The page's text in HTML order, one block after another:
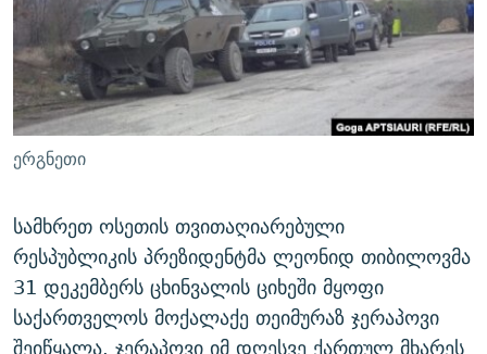
ᲛᲝᲚᲐᲞᲐᲠᲐᲙᲔ ᲢᲔᲥᲡᲢᲔᲑᲘ
ᲨᲘᲜ - ᲣᲪᲮᲝᲔᲗᲨᲘ
ᲚᲘᲢᲔᲠᲐᲢᲣᲠᲣᲚᲘ ᲬᲐᲮᲜᲐᲒᲔᲑᲘ
ᲐᲛᲔᲠᲘᲙᲣᲚᲘ ᲛᲝᲗᲮᲠᲝᲑᲐ
ᲘᲛᲞᲔᲠᲘᲐ ᲓᲐ ᲠᲐᲓᲘᲝ
ᲩᲔᲛᲘ ᲡᲘᲙᲕᲓᲘᲚᲘᲡ ᲛᲘᲖᲔᲖᲘᲐ COVID-19
11 ᲬᲔᲚᲘ - 11 ᲐᲛᲑᲐᲕᲘ
ᲡᲐᲞᲐᲠᲚᲐᲛᲔᲜᲢᲝ ᲐᲠᲩᲔᲕᲜᲔᲑᲘᲡ ᲘᲡᲢᲝᲠᲘᲐ
ᲑᲐᲕᲨᲕᲔᲑᲘ ᲞᲠᲝᲡᲢᲘᲢᲣᲪᲘᲐᲨᲘ - ᲐᲛᲝᲣᲗᲥᲛᲔᲚᲘ ᲐᲛᲑᲐᲕᲘ
5 ᲐᲛᲑᲐᲕᲘ - 20 ᲘᲕᲜᲘᲡᲡ ᲓᲐᲨᲐᲕᲔᲑᲣᲚᲔᲑᲘ
ᲐᲒᲕᲘᲡᲢᲝᲡ ᲝᲛᲘ
ПРИВЕТ ᲙᲣᲚᲢᲣᲠᲐ
ᲒᲐᲛᲝᲘᲬᲔᲠᲔ
რთე/რთ-ის ყველა საიტი
ერგნეთი
სამხრეთ ოსეთის თვითაღიარებული
რესპუბლიკის პრეზიდენტმა ლეონიდ თიბილოვმა
31 დეკემბერს ცხინვალის ციხეში მყოფი
საქართველოს მოქალაქე თეიმურაზ ჯერაპოვი